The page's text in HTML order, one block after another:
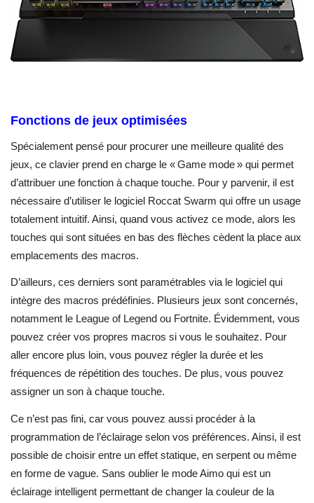
Fonctions de jeux optimisées
Spécialement pensé pour procurer une meilleure qualité des
jeux, ce clavier prend en charge le « Game mode » qui permet
d’attribuer une fonction à chaque touche. Pour y parvenir, il est
nécessaire d’utiliser le logiciel Roccat Swarm qui offre un usage
totalement intuitif. Ainsi, quand vous activez ce mode, alors les
touches qui sont situées en bas des flèches cèdent la place aux
emplacements des macros.
D’ailleurs, ces derniers sont paramétrables via le logiciel qui
intègre des macros prédéfinies. Plusieurs jeux sont concernés,
notamment le League of Legend ou Fortnite. Évidemment, vous
pouvez créer vos propres macros si vous le souhaitez. Pour
aller encore plus loin, vous pouvez régler la durée et les
fréquences de répétition des touches. De plus, vous pouvez
assigner un son à chaque touche.
Ce n’est pas fini, car vous pouvez aussi procéder à la
programmation de l’éclairage selon vos préférences. Ainsi, il est
possible de choisir entre un effet statique, en serpent ou même
en forme de vague. Sans oublier le mode Aimo qui est un
éclairage intelligent permettant de changer la couleur de la